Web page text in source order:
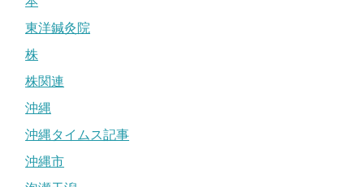
東洋鍼灸院
株
株関連
沖縄
沖縄タイムス記事
沖縄市